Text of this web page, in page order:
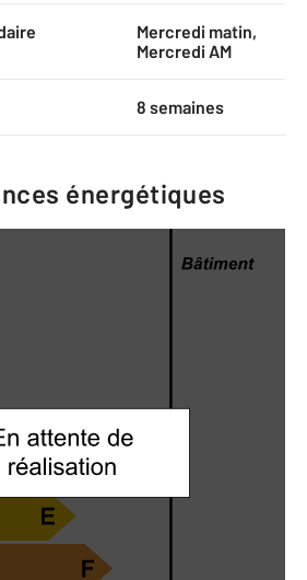
Mercredi matin,
Mercredi AM
8 semaines
énergétiques